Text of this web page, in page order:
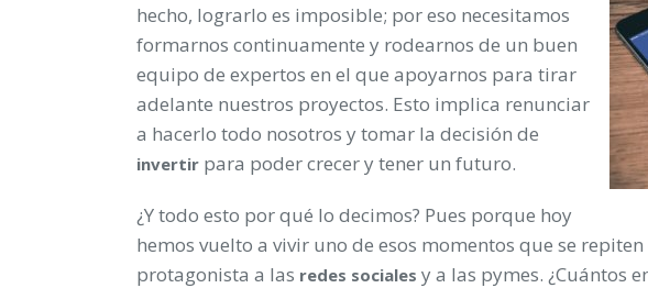
hecho, lograrlo es imposible; por eso necesitamos
formarnos continuamente y rodearnos de un buen
equipo de expertos en el que apoyarnos para tirar
adelante nuestros proyectos. Esto implica renunciar
a hacerlo todo nosotros y tomar la decisión de
invertir para poder crecer y tener un futuro.
¿Y todo esto por qué lo decimos? Pues porque hoy
hemos vuelto a vivir uno de esos momentos que se
protagonista a las redes sociales y a las pymes. ¿Cuántos